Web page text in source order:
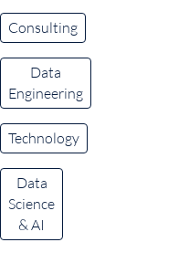
Consulting
Data
Engineering
Technology
Data
Science
& AI